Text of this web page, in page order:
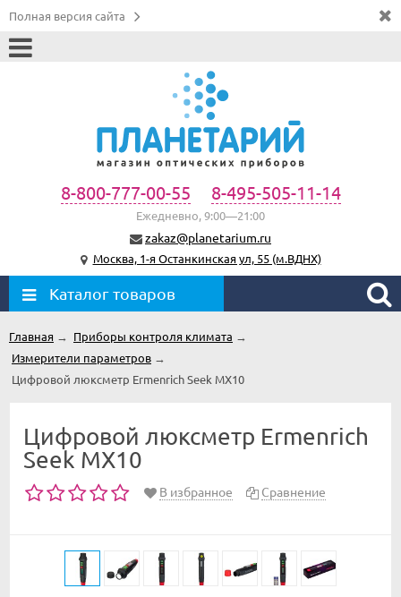
Полная версия сайта
8-800-777-00-55 8-495-505-11-14
Ежедневно, 9:00—21:00
zakaz@planetarium.ru
Москва, 1-я Останкинская ул, 55 (м.ВДНХ)
Каталог товаров
Главная → Приборы контроля климата →
Измерители параметров →
Цифровой люксметр Ermenrich Seek MX10
Цифровой люксметр Ermenrich
Seek MX10
В избранное Сравнение